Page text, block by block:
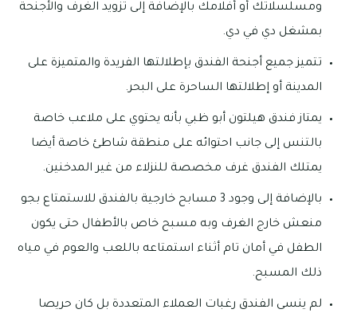
ومسلسلاتك أو أفلامك بالإضافة إلى تزويد الغرف والأجنحة
بمشغل دي في دي.
تتميز جميع أجنحة الفندق بإطلالتها الفريدة والمتميزة على
المدينة أو إطلالتها الساحرة على البحر.
يمتاز فندق هيلتون أبو ظبي بأنه يحتوي على ملاعب خاصة
بالتنس إلى جانب احتوائه على منطقة شاطئ خاصة أيضا
يمتلك الفندق غرف مخصصة للنزلاء من غير المدخنين.
بالإضافة إلى وجود 3 مسابح خارجية بالفندق للاستمتاع بجو
منعش خارج الغرف وبه مسبح خاص بالأطفال حتى يكون
الطفل في أمان تام أثناء استمتاعه باللعب والعوم في مياه
ذلك المسبح.
لم ينسى الفندق رغبات العملاء المتعددة بل كان حريصا